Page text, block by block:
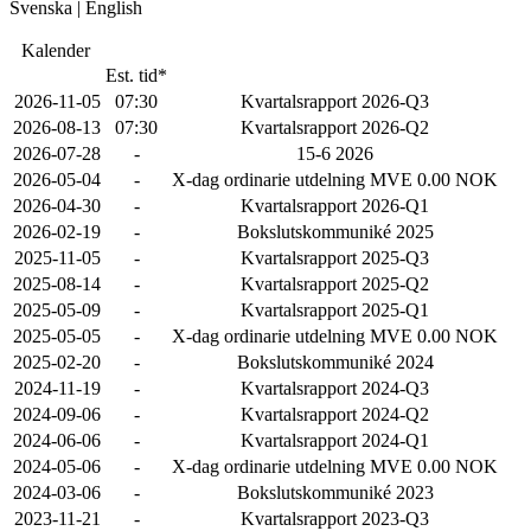
Svenska | English
Kalender
Est. tid*
2026-11-05
07:30
Kvartalsrapport 2026-Q3
2026-08-13
07:30
Kvartalsrapport 2026-Q2
2026-07-28
-
15-6 2026
2026-05-04
-
X-dag ordinarie utdelning MVE 0.00 NOK
2026-04-30
-
Kvartalsrapport 2026-Q1
2026-02-19
-
Bokslutskommuniké 2025
2025-11-05
-
Kvartalsrapport 2025-Q3
2025-08-14
-
Kvartalsrapport 2025-Q2
2025-05-09
-
Kvartalsrapport 2025-Q1
2025-05-05
-
X-dag ordinarie utdelning MVE 0.00 NOK
2025-02-20
-
Bokslutskommuniké 2024
2024-11-19
-
Kvartalsrapport 2024-Q3
2024-09-06
-
Kvartalsrapport 2024-Q2
2024-06-06
-
Kvartalsrapport 2024-Q1
2024-05-06
-
X-dag ordinarie utdelning MVE 0.00 NOK
2024-03-06
-
Bokslutskommuniké 2023
2023-11-21
-
Kvartalsrapport 2023-Q3